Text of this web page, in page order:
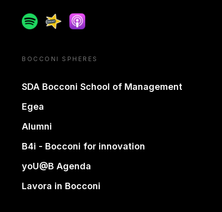
SpotifySpreakerApple podcast
BOCCONI SPHERES
SDA Bocconi School of Management
Egea
Alumni
B4i - Bocconi for innovation
yoU@B Agenda
Lavora in Bocconi